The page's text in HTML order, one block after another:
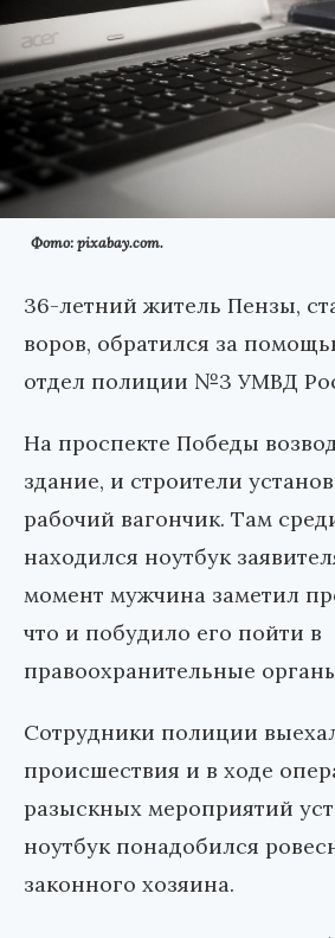
Фото: pixabay.com.
36-летний житель Пензы,
воров, обратился за
отдел полиции №3 УМВД
На проспекте Победы
здание, и строители
рабочий вагончик. Там
находился ноутбук
момент мужчина заметил
что и побудило его пойти в
правоохранительные
Сотрудники полиции
происшествия и в ходе
разыскных мероприятий
ноутбук понадобился
законного хозяина.